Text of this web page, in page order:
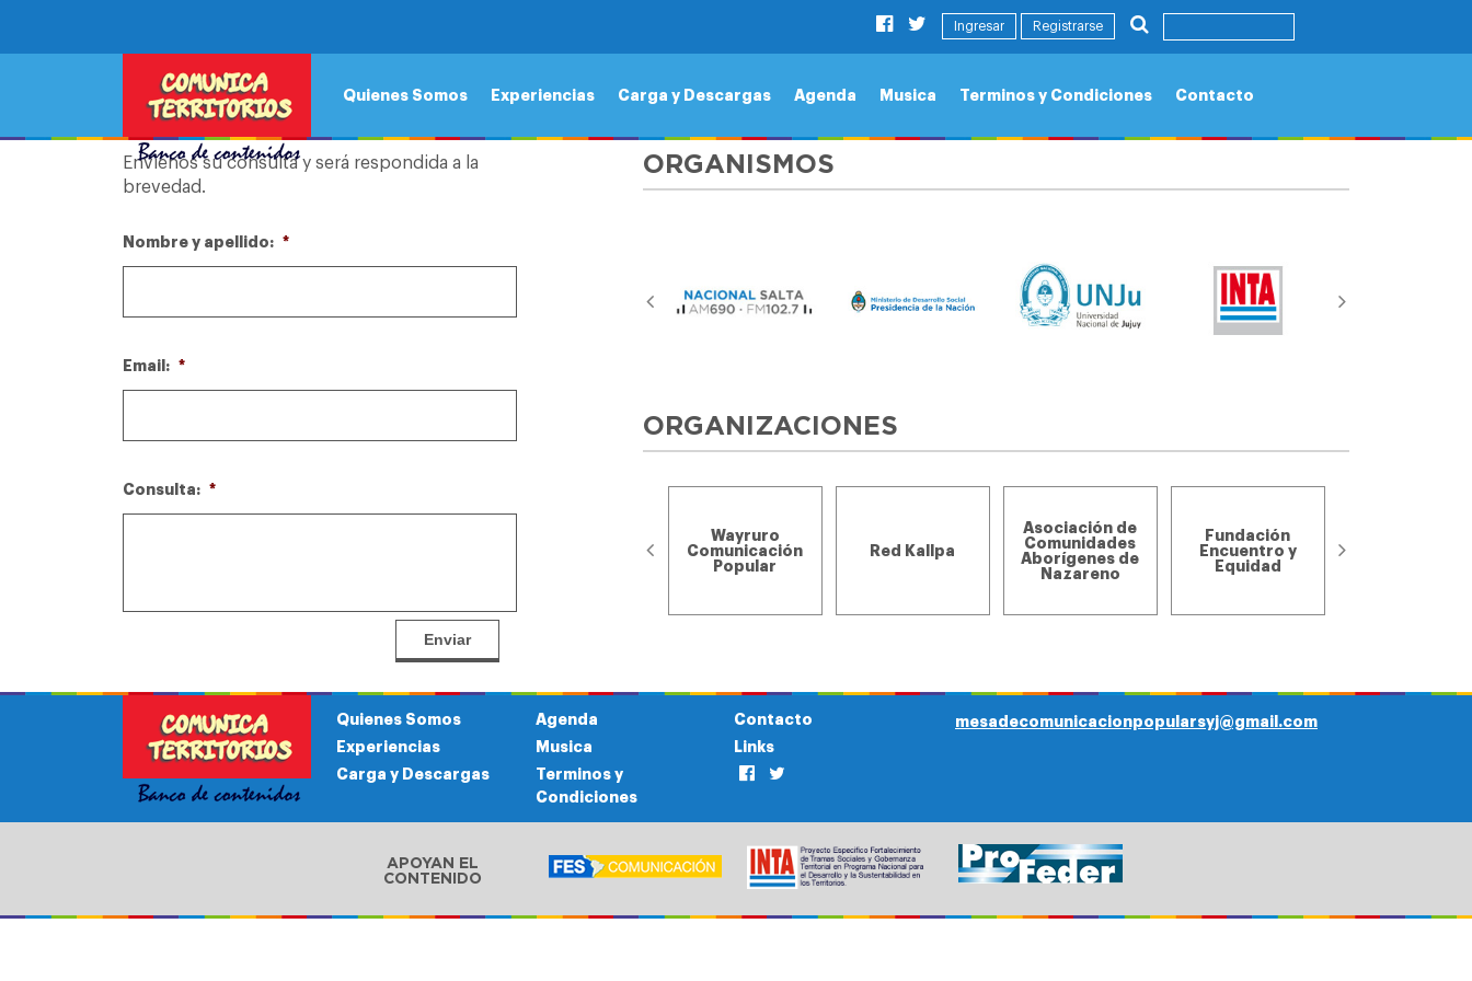
Ingresar Registrarse
Quienes Somos Experiencias Carga y Descargas Agenda Musica Terminos y Condiciones Contacto
CONTACTO
Envienos su consulta y será respondida a la
brevedad.
Nombre y apellido: *
Email: *
Consulta: *
ORGANISMOS
ORGANIZACIONES
Wayruro
Comunicación
Popular
Red Kallpa
Asociación de
Comunidades
Aborígenes de
Nazareno
Fundación
Encuentro y
Equidad
Quienes Somos
Experiencias
Carga y Descargas
Agenda
Musica
Terminos y
Condiciones
Contacto
Links
mesadecomunicacionpopularsyj@gmail.com
APOYAN EL
CONTENIDO